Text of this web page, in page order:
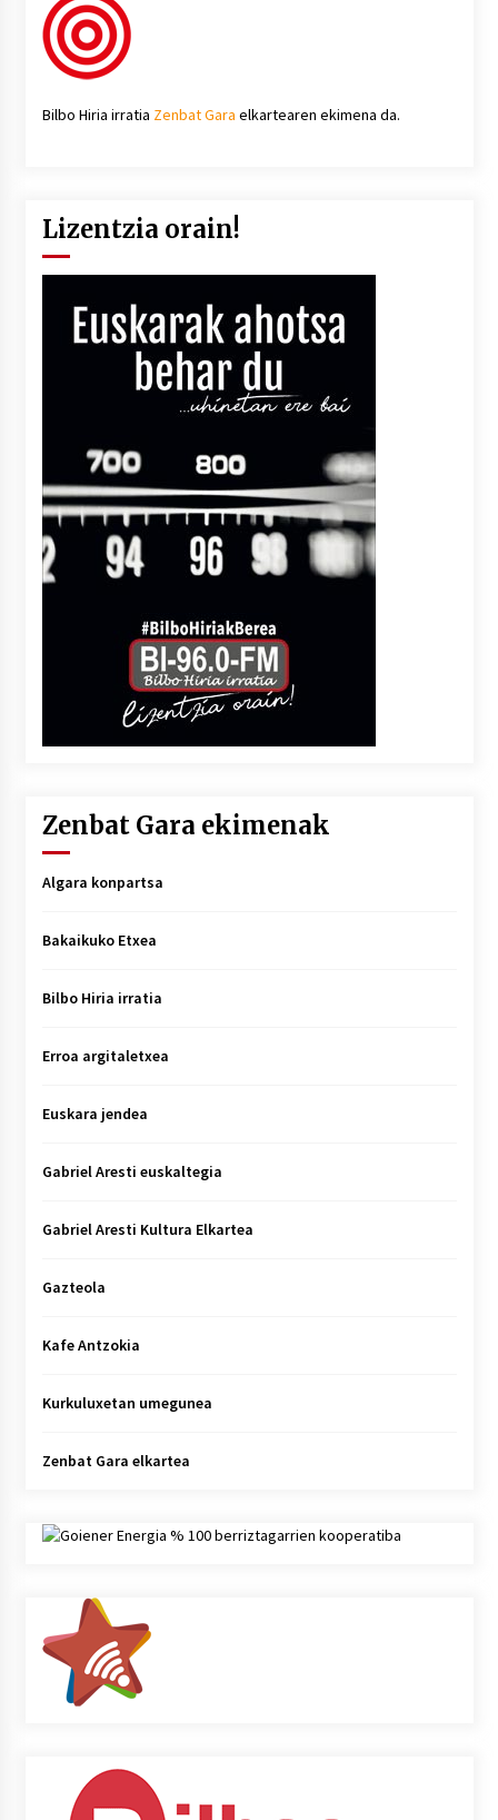
Bilbo Hiria irratia Zenbat Gara elkartearen ekimena da.
Lizentzia orain!
Zenbat Gara ekimenak
Algara konpartsa
Bakaikuko Etxea
Bilbo Hiria irratia
Erroa argitaletxea
Euskara jendea
Gabriel Aresti euskaltegia
Gabriel Aresti Kultura Elkartea
Gazteola
Kafe Antzokia
Kurkuluxetan umegunea
Zenbat Gara elkartea